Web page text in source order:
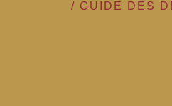
/ GUIDE DES